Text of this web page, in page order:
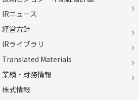
IRニュース
経営方針
IRライブラリ
Translated Materials
業績・財務情報
株式情報